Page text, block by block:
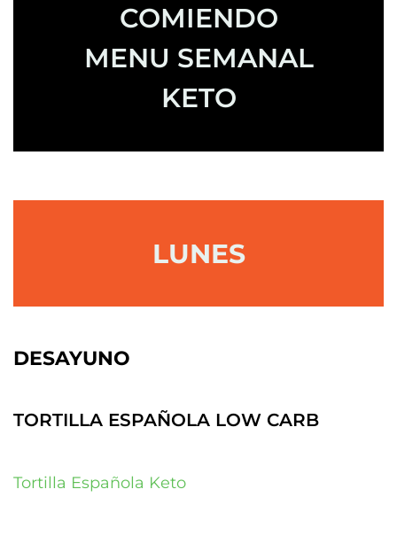
COMIENDO
MENU SEMANAL
KETO
LUNES
DESAYUNO
TORTILLA ESPAÑOLA LOW CARB
Tortilla Española Keto